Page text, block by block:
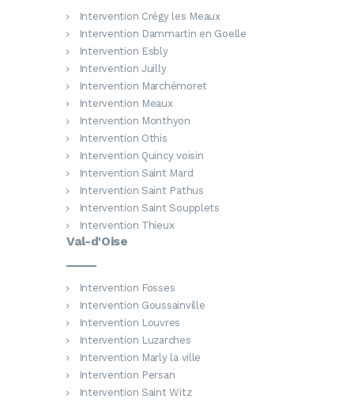
Intervention Crégy les Meaux
Intervention Dammartin en Goelle
Intervention Esbly
Intervention Juilly
Intervention Marchémoret
Intervention Meaux
Intervention Monthyon
Intervention Othis
Intervention Quincy voisin
Intervention Saint Mard
Intervention Saint Pathus
Intervention Saint Soupplets
Intervention Thieux
Val-d'Oise
Intervention Fosses
Intervention Goussainville
Intervention Louvres
Intervention Luzarches
Intervention Marly la ville
Intervention Persan
Intervention Saint Witz